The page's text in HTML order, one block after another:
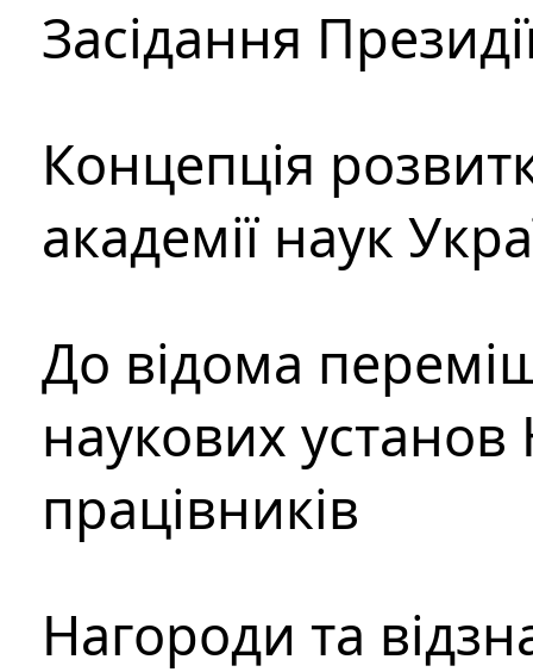
Засідання
Концепція
академії наук
До відома
наукових установ
працівників
Нагороди та